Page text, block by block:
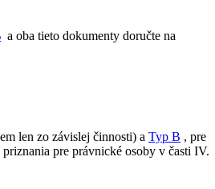
a oba tieto dokumenty doručte na
len zo závislej činnosti) a Typ B , pre
pre právnické osoby v časti IV.